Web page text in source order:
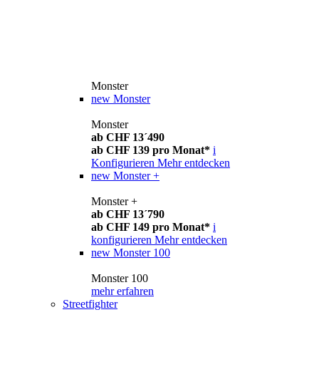
Monster
new Monster
Monster
ab CHF 13´490
ab CHF 139 pro Monat* i
Konfigurieren Mehr entdecken
new Monster +
Monster +
ab CHF 13´790
ab CHF 149 pro Monat* i
konfigurieren Mehr entdecken
new Monster 100
Monster 100
mehr erfahren
Streetfighter